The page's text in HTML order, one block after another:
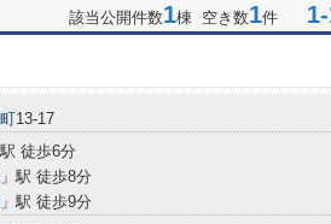
該当公開件数1棟 空き数1件 1-
13-17
駅 徒歩6分
」駅 徒歩8分
」駅 徒歩9分